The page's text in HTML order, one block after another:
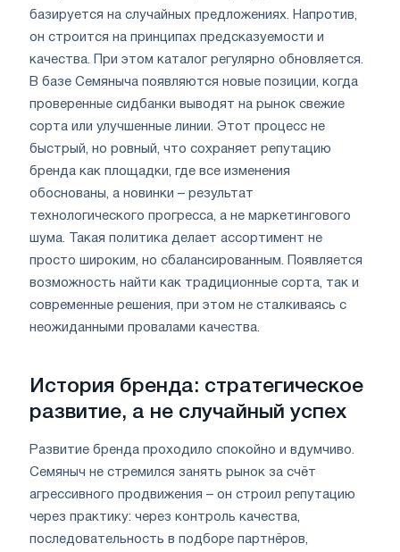
базируется на случайных предложениях. Напротив,
он строится на принципах предсказуемости и
качества. При этом каталог регулярно обновляется.
В базе Семяныча появляются новые позиции, когда
проверенные сидбанки выводят на рынок свежие
сорта или улучшенные линии. Этот процесс не
быстрый, но ровный, что сохраняет репутацию
бренда как площадки, где все изменения
обоснованы, а новинки – результат
технологического прогресса, а не маркетингового
шума. Такая политика делает ассортимент не
просто широким, но сбалансированным. Появляется
возможность найти как традиционные сорта, так и
современные решения, при этом не сталкиваясь с
неожиданными провалами качества.
История бренда: стратегическое
развитие, а не случайный успех
Развитие бренда проходило спокойно и вдумчиво.
Семяныч не стремился занять рынок за счёт
агрессивного продвижения – он строил репутацию
через практику: через контроль качества,
последовательность в подборе партнёров,